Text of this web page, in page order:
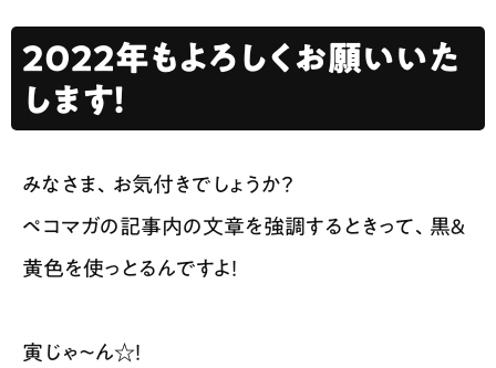
2022年もよろしくお願いいた
します！
みなさま、お気付きでしょうか？
ペコマガの記事内の文章を強調するときって、 黒​＆
黄色を使っとるんですよ！
寅じゃ〜ん☆！